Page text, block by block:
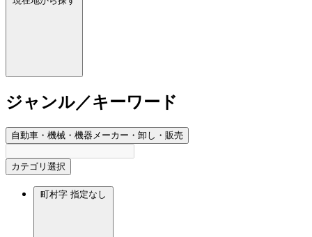
ジャンル／キーワード
自動車・機械・機器メーカー・卸し・販売
カテゴリ選択
町村字 指定なし